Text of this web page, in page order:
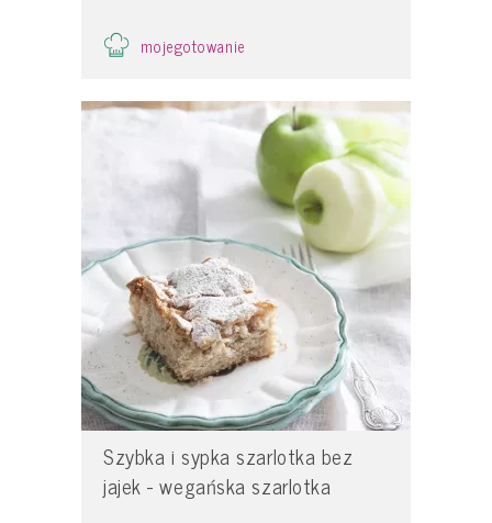
mojegotowanie
Szybka i sypka szarlotka bez
jajek - wegańska szarlotka